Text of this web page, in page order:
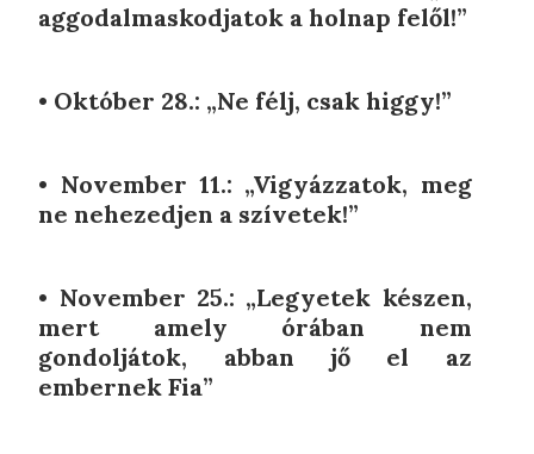
aggodalmaskodjatok a holnap felől!”
• Október 28.: „Ne félj, csak higgy!”
• November 11.: „Vigyázzatok, meg
ne nehezedjen a szívetek!”
• November 25.: „Legyetek készen,
mert amely órában nem
gondoljátok, abban jő el az
embernek Fia”